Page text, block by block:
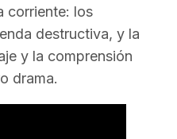
corriente: los
destructiva, y la
y la comprensión
drama.